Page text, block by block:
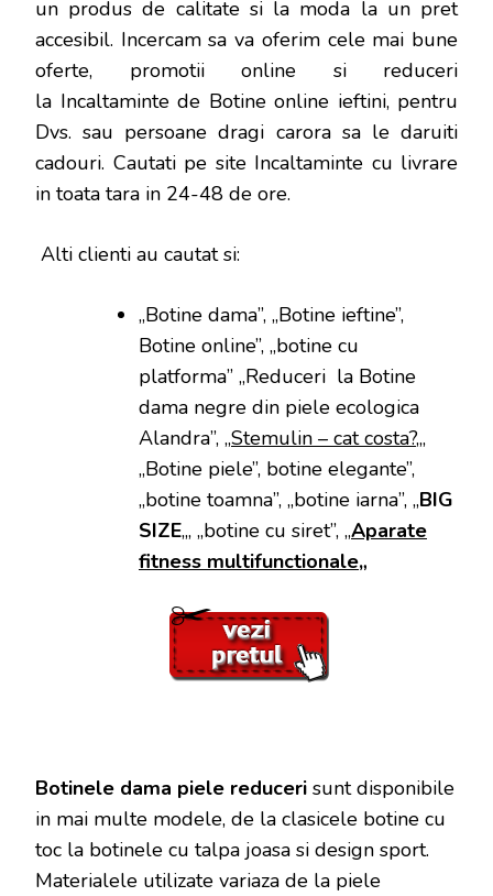
un produs de calitate si la moda la un pret
accesibil. Incercam sa va oferim cele mai bune
oferte, promotii online si reduceri
la Incaltaminte de Botine online ieftini, pentru
Dvs. sau persoane dragi carora sa le daruiti
cadouri. Cautati pe site Incaltaminte cu livrare
in toata tara in 24-48 de ore.
Alti clienti au cautat si:
„Botine dama”, „Botine ieftine”,
Botine online”, „botine cu
platforma” „Reduceri la Botine
dama negre din piele ecologica
Alandra”, „Stemulin – cat costa?„,
„Botine piele”, botine elegante”,
„botine toamna”, „botine iarna”, „BIG
SIZE„, „botine cu siret”, „Aparate
fitness multifunctionale„
Botinele dama piele reduceri sunt disponibile
in mai multe modele, de la clasicele botine cu
toc la botinele cu talpa joasa si design sport.
Materialele utilizate variaza de la piele